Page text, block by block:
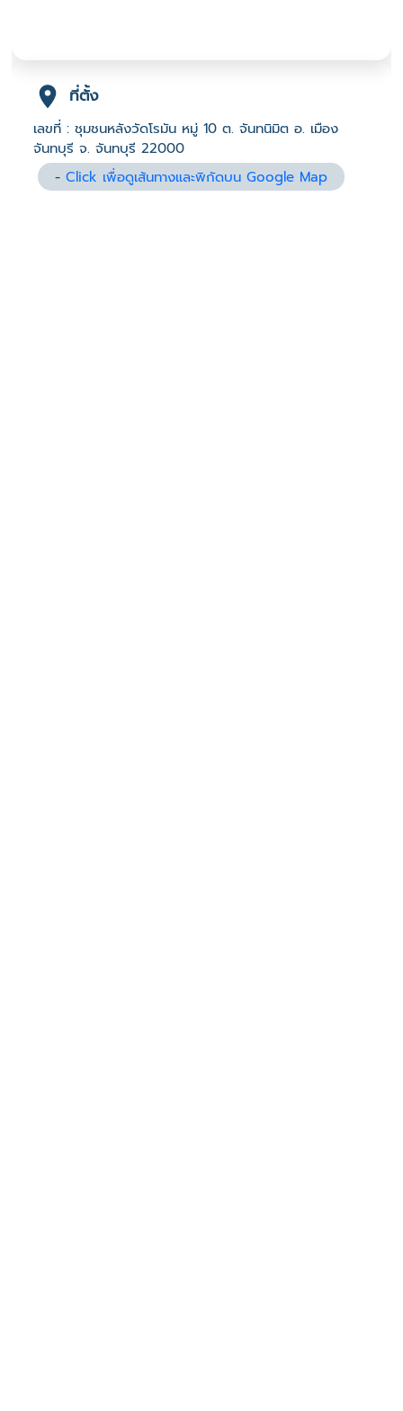
ที่ตั้ง
เลขที่ : ชุมชนหลังวัดโรมัน หมู่ 10 ต. จันทนิมิต อ. เมือง
จันทบุรี จ. จันทบุรี 22000
-Click เพื่อดูเส้นทางและพิกัดบน Google Map